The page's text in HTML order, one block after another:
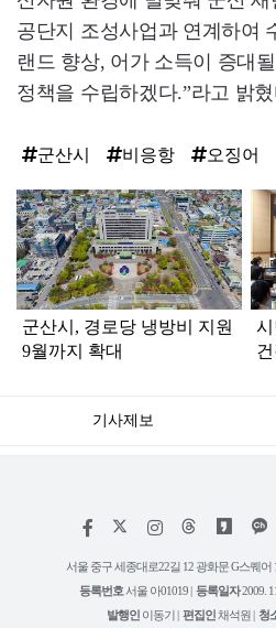
공단지 조성사업과 연계하여
랜드 향상, 어가 소득이 증대
정책을 수립하겠다.”라고 밝
군산시 비응항 오징어
탑
라
인
군산시, 경로당 냉방비 지원
9월까지 확대
기사제보
페
스
북
인
타
그
램
서울 중구 세종대로22길 12 광화문 G스퀘어
등록번호 서울 아01019 | 등록일자2009.
발행인 이동기 | 편집인채석원 | 청